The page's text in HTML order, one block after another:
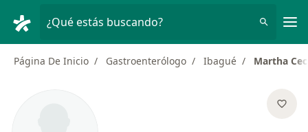
¿Qué estás buscando?
Página De Inicio Gastroenterólogo Ibagué Martha